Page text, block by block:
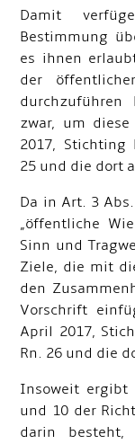
Damit
Bestimmung
es ihnen
der
durchzuführen
zwar, um
2017, Stichting
25 und die dort
Da in Art. 3
„öffentliche
Sinn und
Ziele, die mit
den
Vorschrift
April 2017,
Rn. 26 und die
Insoweit ergibt
und 10 der
darin